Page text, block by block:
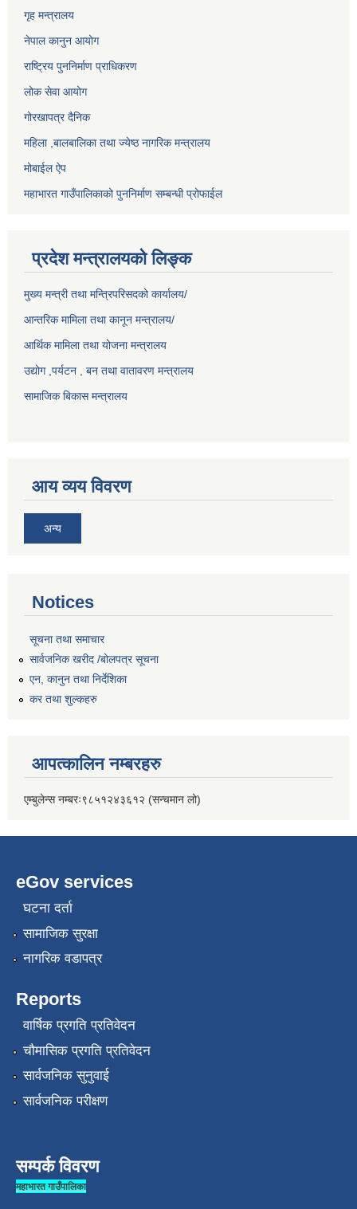
गृह मन्त्रालय
नेपाल कानुन आयोग
राष्ट्रिय पुननिर्माण प्राधिकरण
लोक सेवा आयोग
गोरखापत्र दैनिक
महिला ,बालबालिका तथा ज्येष्ठ नागरिक मन्त्रालय
मोबाईल ऐप
महाभारत गाउँपालिकाको पुननिर्माण सम्बन्धी प्रोफाईल
प्रदेश मन्त्रालयको लिङ्क
मुख्य मन्त्री तथा मन्त्रिपरिसदको कार्यालय/
आन्तरिक मामिला तथा कानून मन्त्रालय/
आर्थिक मामिला तथा योजना मन्त्रालय
उद्योग ,पर्यटन , बन तथा वातावरण मन्त्रालय
सामाजिक बिकास मन्त्रालय
आय व्यय विवरण
अन्य
Notices
सूचना तथा समाचार
सार्वजनिक खरीद /बोलपत्र सूचना
एन, कानुन तथा निर्देशिका
कर तथा शुल्कहरु
आपत्कालिन नम्बरहरु
एम्बुलेन्स नम्बरः९८५१२४३६१२ (सन्चमान लो)
eGov services
घटना दर्ता
सामाजिक सुरक्षा
नागरिक वडापत्र
Reports
वार्षिक प्रगति प्रतिवेदन
चौमासिक प्रगति प्रतिवेदन
सार्वजनिक सुनुवाई
सार्वजनिक परीक्षण
सम्पर्क विवरण
महाभारत गाउँपालिका